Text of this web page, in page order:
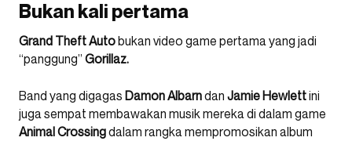
Bukan kali pertama
Grand Theft Autobukan video game pertama yang jadi
“panggung” Gorillaz.
Band yang digagas Damon Albarndan Jamie Hewlettini
juga sempat membawakan musik mereka di dalam game
Animal Crossingdalam rangka mempromosikan album